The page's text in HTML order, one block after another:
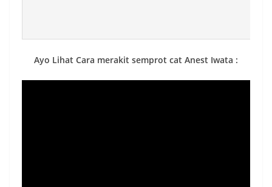
Ayo Lihat Cara merakit semprot cat Anest Iwata :